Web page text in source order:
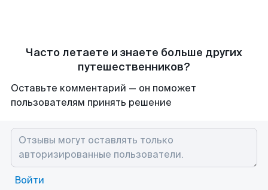
Часто летаете и знаете больше других
путешественников?
Оставьте комментарий — он поможет
пользователям принять решение
Войти